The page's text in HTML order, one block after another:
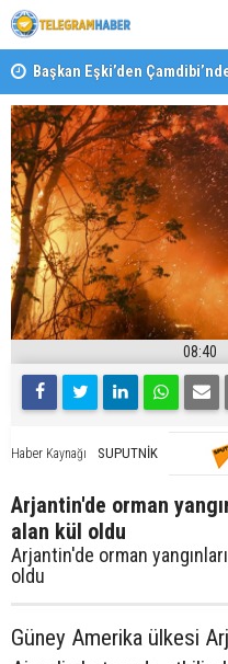
Başkan Eşki’den
08:40
Haber Kaynağı SUPUTNİK
Arjantin'de orman
alan kül oldu
Arjantin'de orman
oldu
Güney Amerika ülkesi